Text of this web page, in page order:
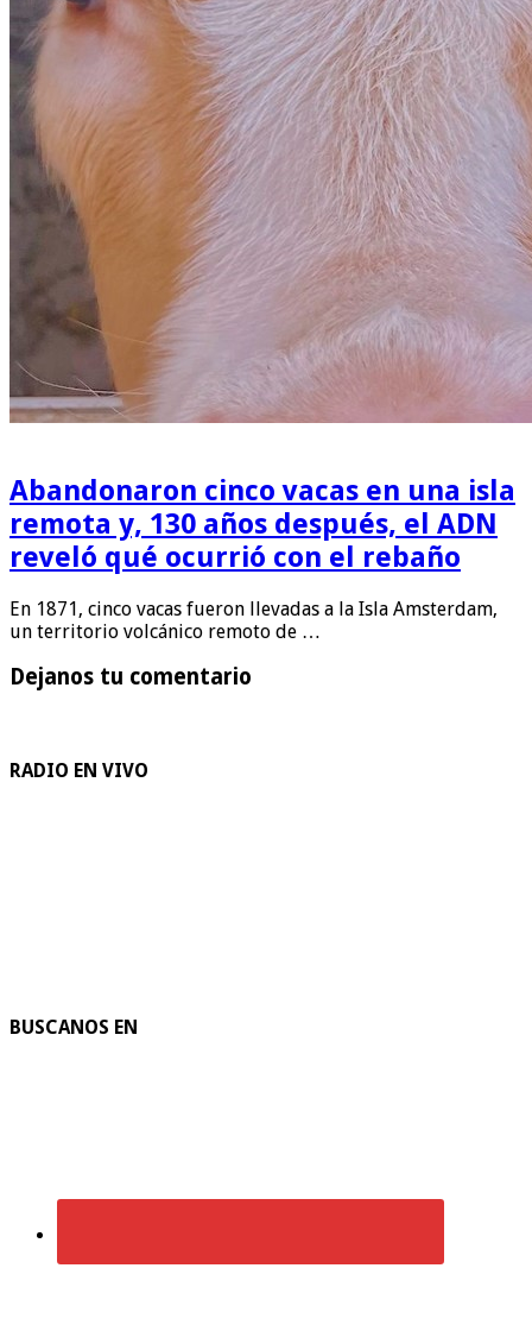
Abandonaron cinco vacas en una isla
remota y, 130 años después, el ADN
reveló qué ocurrió con el rebaño
En 1871, cinco vacas fueron llevadas a la Isla Amsterdam,
un territorio volcánico remoto de …
Dejanos tu comentario
RADIO EN VIVO
BUSCANOS EN